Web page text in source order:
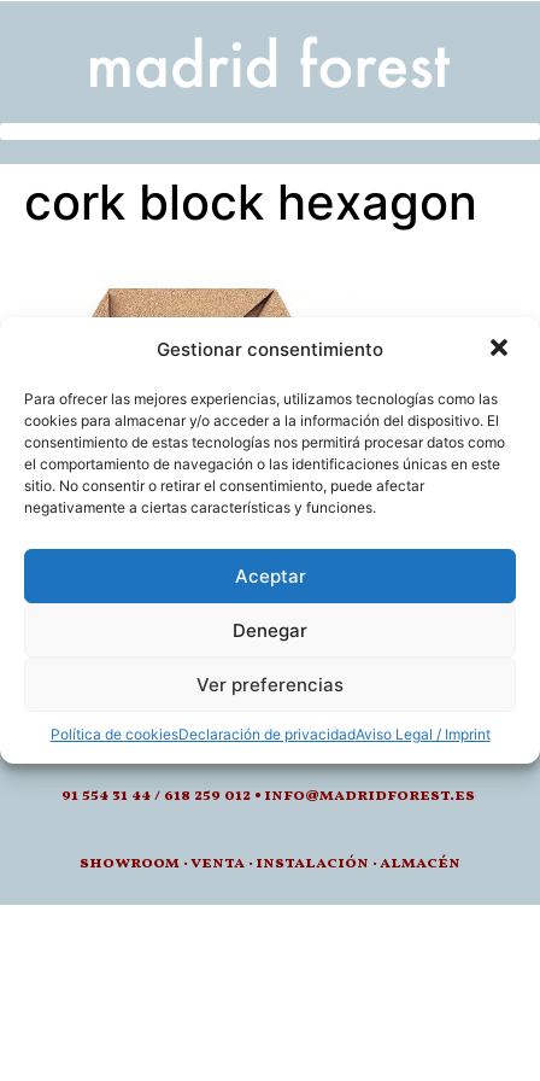
Gestionar consentimiento
Para ofrecer las mejores experiencias, utilizamos tecnologías como las
cookies para almacenar y/o acceder a la información del dispositivo. El
consentimiento de estas tecnologías nos permitirá procesar datos como
el comportamiento de navegación o las identificaciones únicas en este
sitio. No consentir o retirar el consentimiento, puede afectar
negativamente a ciertas características y funciones.
Aceptar
Denegar
Ver preferencias
Política de cookiesDeclaración de privacidadAviso Legal / Imprint
cork block hexagon
l-v: 8.30-14 / 15-18h
91 554 31 44 / 618 259 012 • info@madridforest.es
showroom ·venta · instalación · almacén